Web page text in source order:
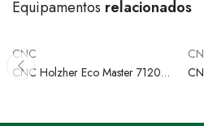
Equipamentos relacionados
CNC
CNC Holzher Eco Master 7120